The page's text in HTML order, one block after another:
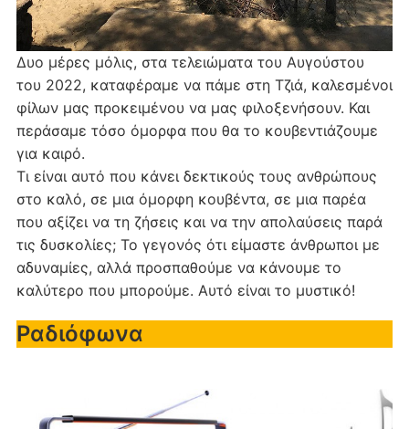
Δυο μέρες μόλις, στα τελειώματα του Αυγούστου
του 2022, καταφέραμε να πάμε στη Τζιά, καλεσμένοι
φίλων μας προκειμένου να μας φιλοξενήσουν. Και
περάσαμε τόσο όμορφα που θα το κουβεντιάζουμε
για καιρό.
Τι είναι αυτό που κάνει δεκτικούς τους ανθρώπους
στο καλό, σε μια όμορφη κουβέντα, σε μια παρέα
που αξίζει να τη ζήσεις και να την απολαύσεις παρά
τις δυσκολίες; Το γεγονός ότι είμαστε άνθρωποι με
αδυναμίες, αλλά προσπαθούμε να κάνουμε το
καλύτερο που μπορούμε. Αυτό είναι το μυστικό!
Ραδιόφωνα